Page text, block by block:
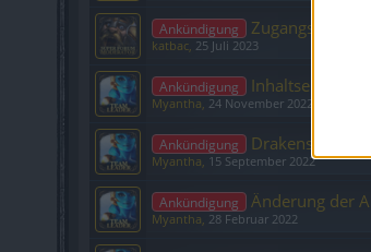
Ankündigung Zugangs-
katbac, 25 Juli 2023
Ankündigung
Myantha, 24 November 2022
Ankündigung Drakensang
Myantha, 15 September 2022
Ankündigung Änderung der
Myantha, 28 Februar 2022